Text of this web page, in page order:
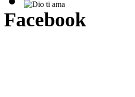
Facebook